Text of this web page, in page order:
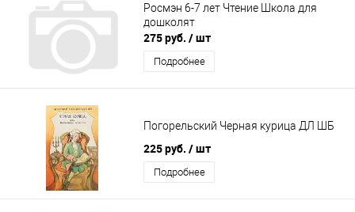
Росмэн 6-7 лет Чтение Школа для
дошколят
275 руб. / шт
Подробнее
Погорельский Черная курица ДЛ ШБ
225 руб. / шт
Подробнее